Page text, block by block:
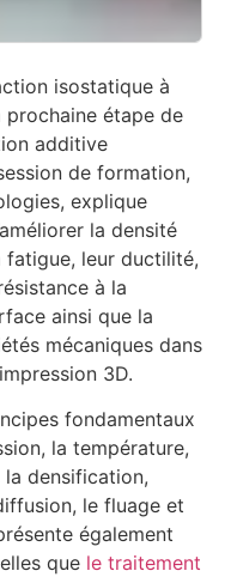
isostatique à
étape de
additive
de formation,
explique
la densité
fatigue, leur ductilité,
à la
ainsi que la
mécaniques dans
3D.
fondamentaux
la température,
la densification,
le fluage et
également
que le traitement